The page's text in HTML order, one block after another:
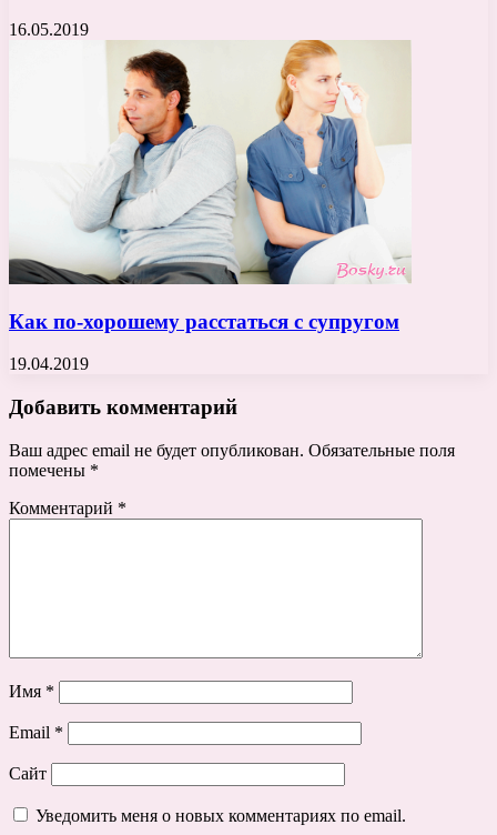
16.05.2019
Как по-хорошему расстаться с супругом
19.04.2019
Добавить комментарий
Ваш адрес email не будет опубликован. Обязательные поля
помечены *
Комментарий *
Имя *
Email *
Сайт
Уведомить меня о новых комментариях по email.